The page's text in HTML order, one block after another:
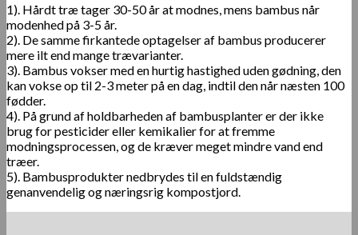
1). Hårdt træ tager 30-50 år at modnes, mens bambus når
modenhed på 3-5 år.
2). De samme firkantede optagelser af bambus producerer
mere ilt end mange trævarianter.
3). Bambus vokser med en hurtig hastighed uden gødning, den
kan vokse op til 2-3 meter på en dag, indtil den når næsten 100
fødder.
4). På grund af holdbarheden af ​​bambusplanter er der ikke
brug for pesticider eller kemikalier for at fremme
modningsprocessen, og de kræver meget mindre vand end
træer.
5). Bambusprodukter nedbrydes til en fuldstændig
genanvendelig og næringsrig kompostjord.